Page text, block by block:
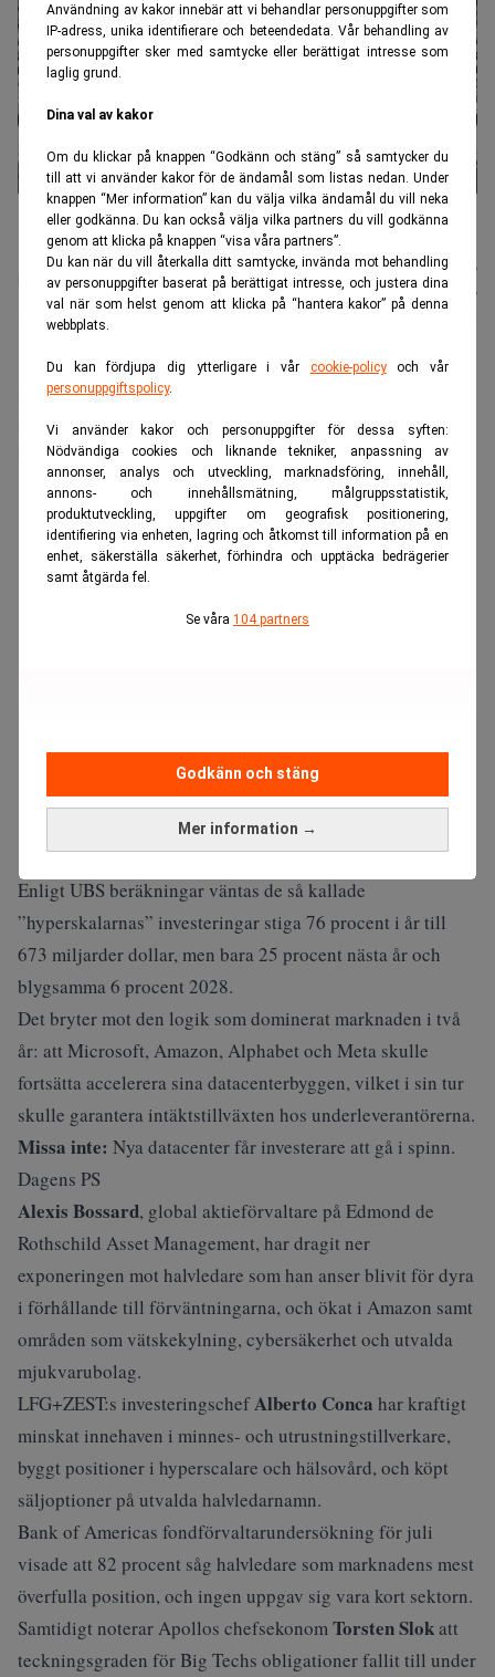
Användning av kakor innebär att vi behandlar personuppgifter som
IP-adress, unika identifierare och beteendedata. Vår behandling av
personuppgifter sker med samtycke eller berättigat intresse som
laglig grund.
Dina val av kakor
Om du klickar på knappen “Godkänn och stäng” så samtycker du
till att vi använder kakor för de ändamål som listas nedan. Under
knappen “Mer information” kan du välja vilka ändamål du vill neka
eller godkänna. Du kan också välja vilka partners du vill godkänna
genom att klicka på knappen “visa våra partners”.
Du kan när du vill återkalla ditt samtycke, invända mot behandling
av personuppgifter baserat på berättigat intresse, och justera dina
val när som helst genom att klicka på “hantera kakor” på denna
webbplats.
Du kan fördjupa dig ytterligare i vår cookie-policyoch vår
personuppgiftspolicy.
Vi använder kakor och personuppgifter för dessa syften:
Nödvändiga cookies och liknande tekniker, anpassning av
annonser, analys och utveckling, marknadsföring, innehåll,
annons- och innehållsmätning, målgruppsstatistik,
produktutveckling, uppgifter om geografisk positionering,
identifiering via enheten, lagring och åtkomst till information på en
enhet, säkerställa säkerhet, förhindra och upptäcka bedrägerier
samt åtgärda fel.
Se våra 104 partners
Mer information →
Godkänn och stäng
Datacenter-boomen kan avta omman ser till vad investerarna
lägger pengar på. (Foto: Michael Probst / AP /TT)
Johan
Colliander
Publicerad:17 juli 2026
Uppdaterad:17 juli 2026
Den stora uppgången i AI-relaterade halvledarbolag
har bromsat in, och vissa förvaltare positionerar sig
nu tyst för att den nära biljondollarstora
investeringsvågen ska sakta ner.
ANNONS
Enligt UBS beräkningar väntas de så kallade
”hyperskalarnas” investeringar stiga 76 procent i år till
673 miljarder dollar, men bara 25 procent nästa år och
blygsamma 6 procent 2028.
Det bryter mot den logik som dominerat marknaden i två
år: att Microsoft, Amazon, Alphabet och Meta skulle
fortsätta accelerera sina datacenterbyggen, vilket i sin tur
skulle garantera intäktstillväxten hos underleverantörerna.
Missa inte: Nya datacenter får investerare att gå i spinn.
Dagens PS
Alexis Bossard, global aktieförvaltare på Edmond de
Rothschild Asset Management, har dragit ner
exponeringen mot halvledare som han anser blivit för dyra
i förhållande till förväntningarna, och ökat i Amazon samt
områden som vätskekylning, cybersäkerhet och utvalda
mjukvarubolag.
LFG+ZEST:s investeringschefAlberto Conca har kraftigt
minskat innehaven i minnes- och utrustningstillverkare,
byggt positioner i hyperscalare och hälsovård, och köpt
säljoptioner på utvalda halvledarnamn.
Bank of Americas fondförvaltarundersökning för juli
visade att 82 procent såg halvledare som marknadens mest
överfulla position, och ingen uppgav sig vara kort sektorn.
Samtidigt noterar Apollos chefsekonomTorsten Slokatt
teckningsgraden för Big Techs obligationer fallit till under